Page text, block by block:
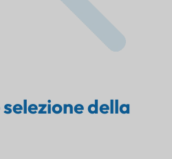
della